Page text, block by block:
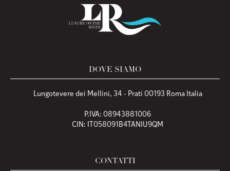
DOVE SIAMO
Lungotevere dei Mellini, 34 - Prati 00193 Roma Italia
P.IVA: 08943881006
CIN: IT058091B4TANIU9QM
CONTATTI